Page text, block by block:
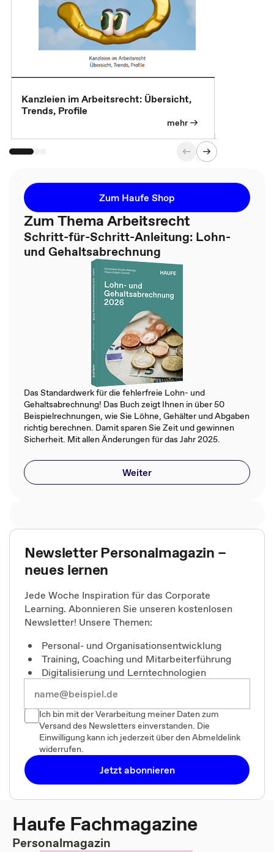
Kanzleien im Arbeitsrecht: Übersicht,
Trends, Profile
mehr
Zum Haufe Shop
Zum Thema Arbeitsrecht
Schritt-für-Schritt-Anleitung: Lohn-
und Gehaltsabrechnung
Das Standardwerk für die fehlerfreie Lohn- und
Gehaltsabrechnung! Das Buch zeigt Ihnen in über 50
Beispielrechnungen, wie Sie Löhne, Gehälter und Abgaben
richtig berechnen. Damit sparen Sie Zeit und gewinnen
Sicherheit. Mit allen Änderungen für das Jahr 2025.
Weiter
Newsletter Personalmagazin –
neues lernen
Jede Woche Inspiration für das Corporate
Learning. Abonnieren Sie unseren kostenlosen
Newsletter! Unsere Themen:
Personal- und Organisationsentwicklung
Training, Coaching und Mitarbeiterführung
Digitalisierung und Lerntechnologien
Ich bin mit der Verarbeitung meiner Daten zum
Versand des Newsletters einverstanden. Die
Einwilligung kann ich jederzeit über den Abmeldelink
widerrufen.
Jetzt abonnieren
Haufe Fachmagazine
Personalmagazin